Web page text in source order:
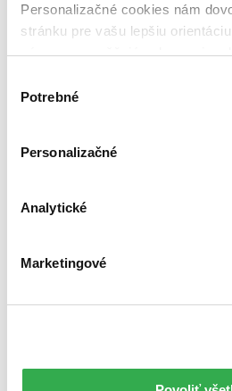
Personalizačné cookies nám
stránku pre vašu lepšiu
nám zas umožňujú zobrazenie
nám pomohlo, keby sme mohli
súhlasu
Potrebné
Personalizačné
Analytické
Marketingové
Bestsellery
Novinky
Najdrahšie
nové